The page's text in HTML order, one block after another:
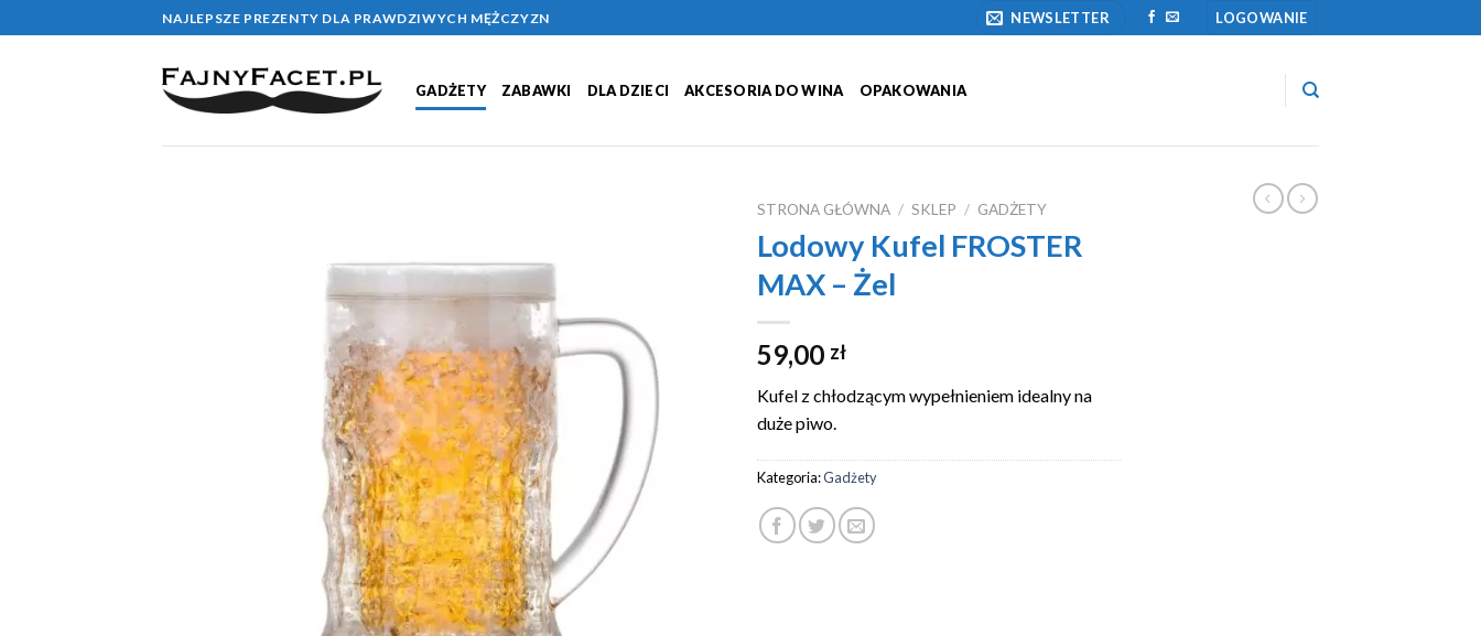
to
NAJLEPSZE PREZENTY DLA PRAWDZIWYCH MĘŻCZYZN NEWSLETTER LOGOWANIE
GADŻETY ZABAWKI DLA DZIECI AKCESORIA DO WINA OPAKOWANIA
STRONA GŁÓWNA / SKLEP / GADŻETY
Lodowy Kufel FROSTER
MAX – Żel
59,00 zł
Kufel z chłodzącym wypełnieniem idealny na
duże piwo.
Kategoria:Gadżety